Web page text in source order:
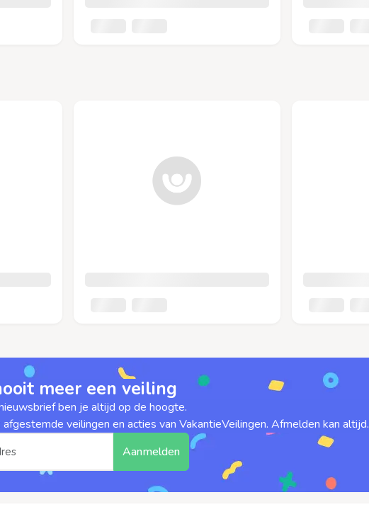
meer een veiling
ben je altijd op de hoogte.
veilingen en acties van VakantieVeilingen. Afmelden kan altijd.
Aanmelden